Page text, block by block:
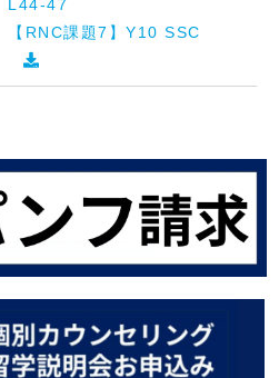
L44-47
【RNC課題7】Y10 SSC